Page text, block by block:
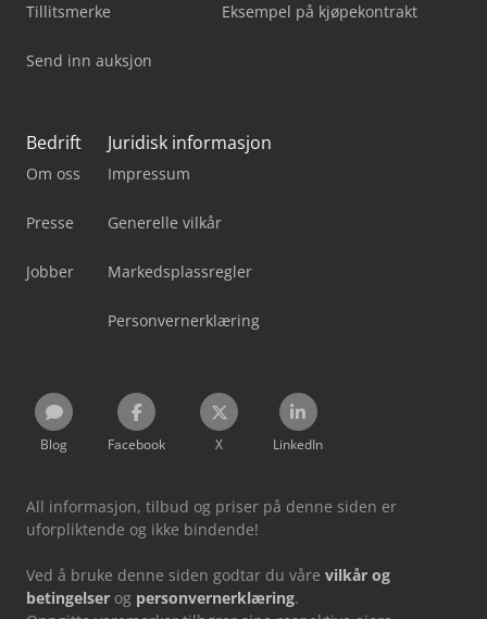
Tillitsmerke
Send inn auksjon
Eksempel på kjøpekontrakt
Bedrift
Om oss
Presse
Jobber
Juridisk informasjon
Impressum
Generelle vilkår
Markedsplassregler
Personvernerklæring
Blog Facebook X LinkedIn
All informasjon, tilbud og priser på denne siden er
uforpliktende og ikke bindende!
Ved å bruke denne siden godtar du våre vilkår og
betingelser og personvernerklæring.